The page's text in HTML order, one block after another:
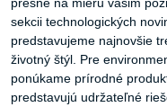
sekcii technologických
predstavujeme najnovšie
životný štýl. Pre
ponúkame prírodné
predstavujú udržateľné